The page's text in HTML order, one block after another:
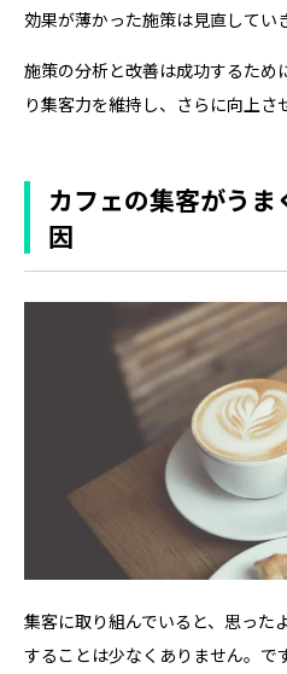
効果が薄かった施策は見直してい
施策の分析と改善は成功するため
り集客力を維持し、さらに向上さ
カフェの集客がう
因
集客に取り組んでいると、思った
することは少なくありません。で